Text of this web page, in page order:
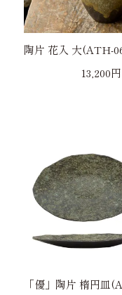
陶片 花入 大(ATH-
13,200
「優」陶片 楕円皿